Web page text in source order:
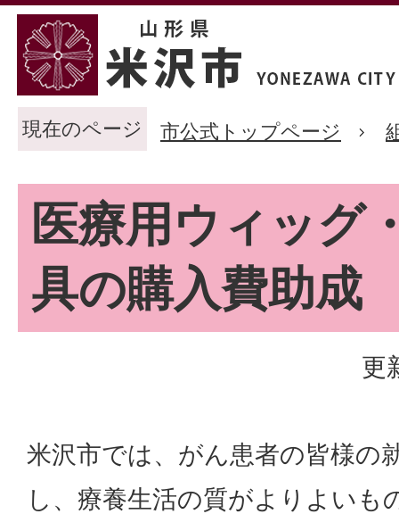
現在のページ 市公式トップページ
医療用ウィッグ
具の購入費助成
更
米沢市では、がん患者の皆様の
し、療養生活の質がよりよいも